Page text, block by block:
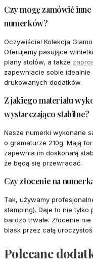
Czy mogę zamówić
numerków?
Oczywiście! Kolekcja
Oferujemy pasujące
plany stołów, a także
zapewniacie sobie
drukowanych dodatków.
Z jakiego materiału
wystarczająco stabilne?
Nasze numerki wykonane
o gramaturze 210g. Mają
zapewnia im doskonałą
że będą się przewracać.
Czy złocenie na
Tak, używamy
stamping). Daje to nie
bardzo trwałe. Złocenie
blask przez całą
Polecane